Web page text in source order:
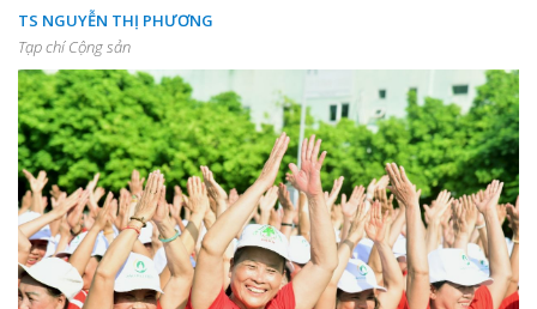
TS NGUYỄN THỊ PHƯƠNG
Tạp chí Cộng sản